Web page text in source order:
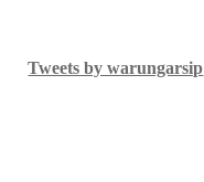
Tweets by warungarsip